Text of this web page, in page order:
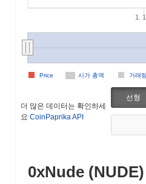
1.
시가 총액 거래
Price
더 많은 데이터는 확인하세
요 CoinPaprika API
선형
0xNude (NUDE)